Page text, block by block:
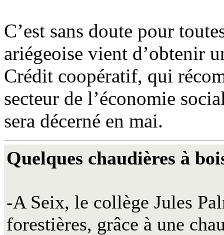
C’est sans doute pour
ariégeoise vient d’obtenir
Crédit coopératif, qui
secteur de l’économie
sera décerné en mai.
Quelques chaudières à
-A Seix, le collège Jules
forestières, grâce à une